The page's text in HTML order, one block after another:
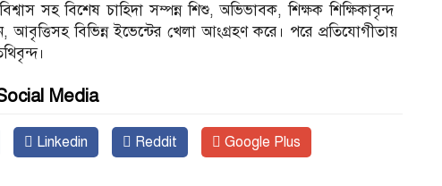
সহ বিশেষ চাহিদা সম্পন্ন শিশু, অভিভাবক, শিক্ষক শিক্ষিকাবৃন্দ
বিভিন্ন ইভেন্টের খেলা আংগ্রহণ করে। পরে প্রতিযোগীতায়
Media
Linkedin Reddit Google Plus